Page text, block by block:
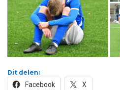
Dit delen:
Facebook X